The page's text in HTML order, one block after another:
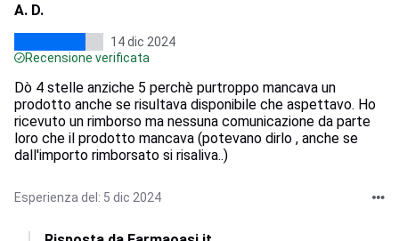
A. D.
14 dic 2024
Recensione verificata
Dò 4 stelle anziche 5 perchè purtroppo mancava un
prodotto anche se risultava disponibile che aspettavo. Ho
ricevuto un rimborso ma nessuna comunicazione da parte
loro che il prodotto mancava (potevano dirlo , anche se
dall'importo rimborsato si risaliva..)
Esperienza del: 5 dic 2024